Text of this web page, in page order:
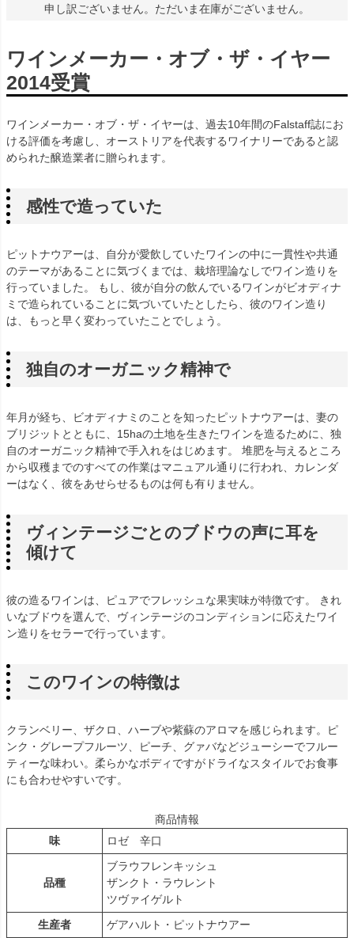
申し訳ございません。ただいま在庫がございません。
ワインメーカー・オブ・ザ・イヤー
2014受賞
ワインメーカー・オブ・ザ・イヤーは、過去10年間のFalstaff誌にお
ける評価を考慮し、オーストリアを代表するワイナリーであると認
められた醸造業者に贈られます。
感性で造っていた
ピットナウアーは、自分が愛飲していたワインの中に一貫性や共通
のテーマがあることに気づくまでは、栽培理論なしでワイン造りを
行っていました。 もし、彼が自分の飲んでいるワインがビオディナ
ミで造られていることに気づいていたとしたら、彼のワイン造り
は、もっと早く変わっていたことでしょう。
独自のオーガニック精神で
年月が経ち、ビオディナミのことを知ったピットナウアーは、妻の
ブリジットとともに、15haの土地を生きたワインを造るために、独
自のオーガニック精神で手入れをはじめます。 堆肥を与えるところ
から収穫までのすべての作業はマニュアル通りに行われ、カレンダ
ーはなく、彼をあせらせるものは何も有りません。
ヴィンテージごとのブドウの声に耳を
傾けて
彼の造るワインは、ピュアでフレッシュな果実味が特徴です。 きれ
いなブドウを選んで、ヴィンテージのコンディションに応えたワイ
ン造りをセラーで行っています。
このワインの特徴は
クランベリー、ザクロ、ハーブや紫蘇のアロマを感じられます。ピ
ンク・グレープフルーツ、ピーチ、グァバなどジューシーでフルー
ティーな味わい。柔らかなボディですがドライなスタイルでお食事
にも合わせやすいです。
商品情報
味
ロゼ 辛口
品種
ブラウフレンキッシュ
ザンクト・ラウレント
ツヴァイゲルト
生産者
ゲアハルト・ピットナウアー